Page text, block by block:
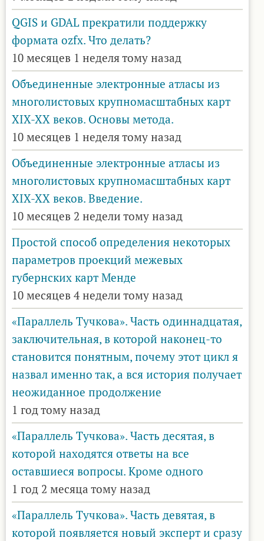
QGIS и GDAL прекратили поддержку
формата ozfx. Что делать?
10 месяцев 1 неделя тому назад
Объединенные электронные атласы из
многолистовых крупномасштабных карт
XIX-XX веков. Основы метода.
10 месяцев 1 неделя тому назад
Объединенные электронные атласы из
многолистовых крупномасштабных карт
XIX-XX веков. Введение.
10 месяцев 2 недели тому назад
Простой способ определения некоторых
параметров проекций межевых
губернских карт Менде
10 месяцев 4 недели тому назад
«Параллель Тучкова». Часть одиннадцатая,
заключительная, в которой наконец-то
становится понятным, почему этот цикл я
назвал именно так, а вся история получает
неожиданное продолжение
1 год тому назад
«Параллель Тучкова». Часть десятая, в
которой находятся ответы на все
оставшиеся вопросы. Кроме одного
1 год 2 месяца тому назад
«Параллель Тучкова». Часть девятая, в
которой появляется новый эксперт и сразу